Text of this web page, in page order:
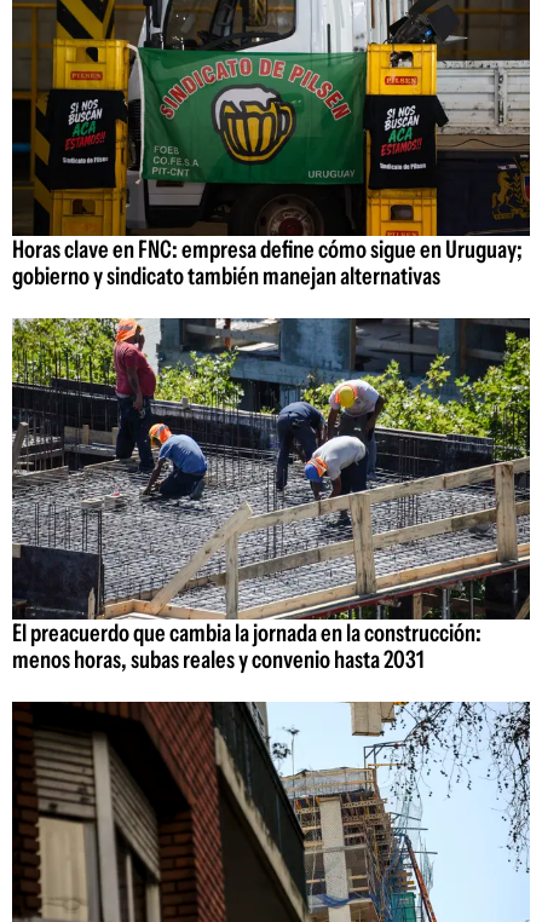
Horas clave en FNC: empresa define cómo sigue en Uruguay;
gobierno y sindicato también manejan alternativas
El preacuerdo que cambia la jornada en la construcción:
menos horas, subas reales y convenio hasta 2031